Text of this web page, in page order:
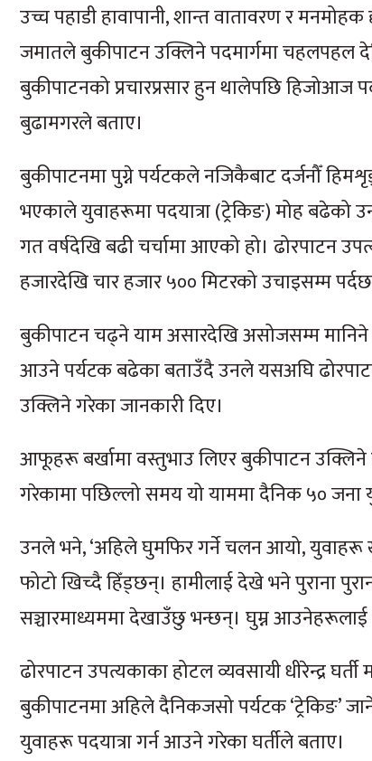
उच्च पहाडी हावापानी, शान्त वातावरण र
जमातले बुकीपाटन उक्लिने पदमार्गमा चहलपहल
बुकीपाटनको प्रचारप्रसार हुन थालेपछि हिजोआज
बुढामगरले बताए।
बुकीपाटनमा पुग्ने पर्यटकले नजिकैबाट दर्जनौँ
भएकाले युवाहरूमा पदयात्रा (ट्रेकिङ) मोह बढेको
गत वर्षदेखि बढी चर्चामा आएको हो। ढोरपाटन
हजारदेखि चार हजार ५०० मिटरको उचाइसम्म
बुकीपाटन चढ्ने याम असारदेखि असोजसम्म
आउने पर्यटक बढेका बताउँदै उनले यसअघि
उक्लिने गरेका जानकारी दिए।
आफूहरू बर्खामा वस्तुभाउ लिएर बुकीपाटन उक्लिने
गरेकामा पछिल्लो समय यो याममा दैनिक ५०
उनले भने, ‘अहिले घुमफिर गर्ने चलन आयो, युवाहरू
फोटो खिच्दै हिँड्छन्। हामीलाई देखे भने पुराना
सञ्चारमाध्यममा देखाउँछु भन्छन्। घुम्न आउनेहरूलाई
ढोरपाटन उपत्यकाका होटल व्यवसायी धीरेन्द्र
बुकीपाटनमा अहिले दैनिकजसो पर्यटक ‘ट्रेकिङ’
युवाहरू पदयात्रा गर्न आउने गरेका घर्तीले बताए।